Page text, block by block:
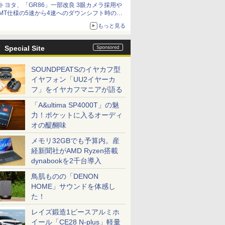
ヨタ、「GR86」一部改良 3眼カメラ採用や
仕様の5速から4速へのダウンシフト時の操
もっと見る
Special Site
SOUNDPEATSのイヤカフ型
イヤフォン「UU2イヤーカ
フ」をイヤカフマニアが語る
「A&ultima SP4000T」の魅
力！ポケットに入るオーディ
オの醍醐味
メモリ32GBでも予算内。産
経新聞社がAMD Ryzen搭載
dynabookを2千台導入
鳥肌ものの「DENON
HOME」サウンドを体感し
た！
レイズ鍛造1ピースアルミホ
イール「CE28 N-plus」軽量